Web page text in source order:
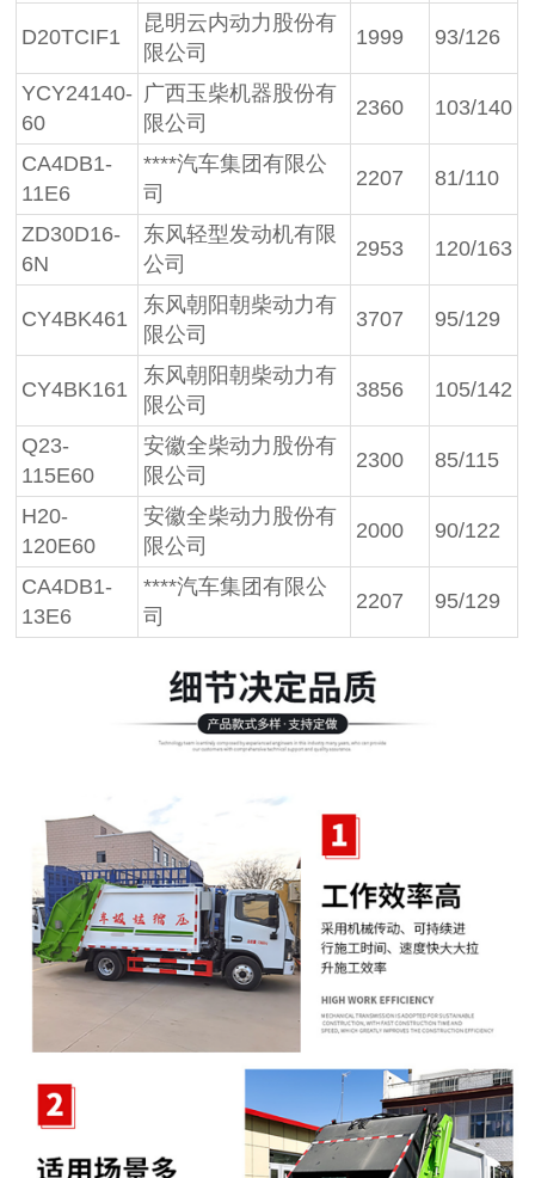
D20TCIF1
昆明云内动力股份有
限公司
1999 93/126
YCY24140-
60
广西玉柴机器股份有
限公司
2360 103/140
CA4DB1-
11E6
****汽车集团有限公
司
2207 81/110
ZD30D16-
6N
东风轻型发动机有限
公司
2953 120/163
CY4BK461
东风朝阳朝柴动力有
限公司
3707 95/129
CY4BK161
东风朝阳朝柴动力有
限公司
3856 105/142
Q23-
115E60
安徽全柴动力股份有
限公司
2300 85/115
H20-
120E60
安徽全柴动力股份有
限公司
2000 90/122
CA4DB1-
13E6
****汽车集团有限公
司
2207 95/129